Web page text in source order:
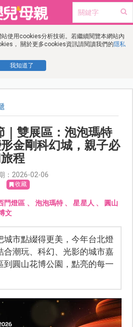
使用cookies分析技術。若繼續閱覽本網站內
， 關於更多cookies資訊請閱讀我們的隱私
我知道了
｜雙展區：泡泡瑪特
金剛科幻城，親子必
程
：2026-02-06
收藏
門燈區 、 泡泡瑪特 、星星人 、
圓山
文
城市點綴得更美，今年台北燈
合潮玩、科幻、光影的城市嘉
到圓山花博公園，點亮的每一